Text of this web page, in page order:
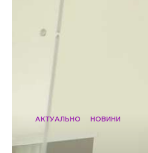
АКТУАЛЬНО НОВИНИ